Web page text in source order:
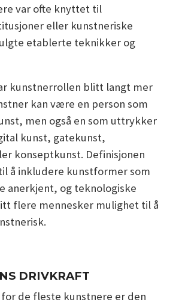
var ofte knyttet til
eller kunstneriske
etablerte teknikker og
kunstnerrollen blitt langt mer
kan være en person som
men også en som uttrykker
kunst, gatekunst,
konseptkunst. Definisjonen
å inkludere kunstformer som
anerkjent, og teknologiske
flere mennesker mulighet til å
DRIVKRAFT
de fleste kunstnere er den